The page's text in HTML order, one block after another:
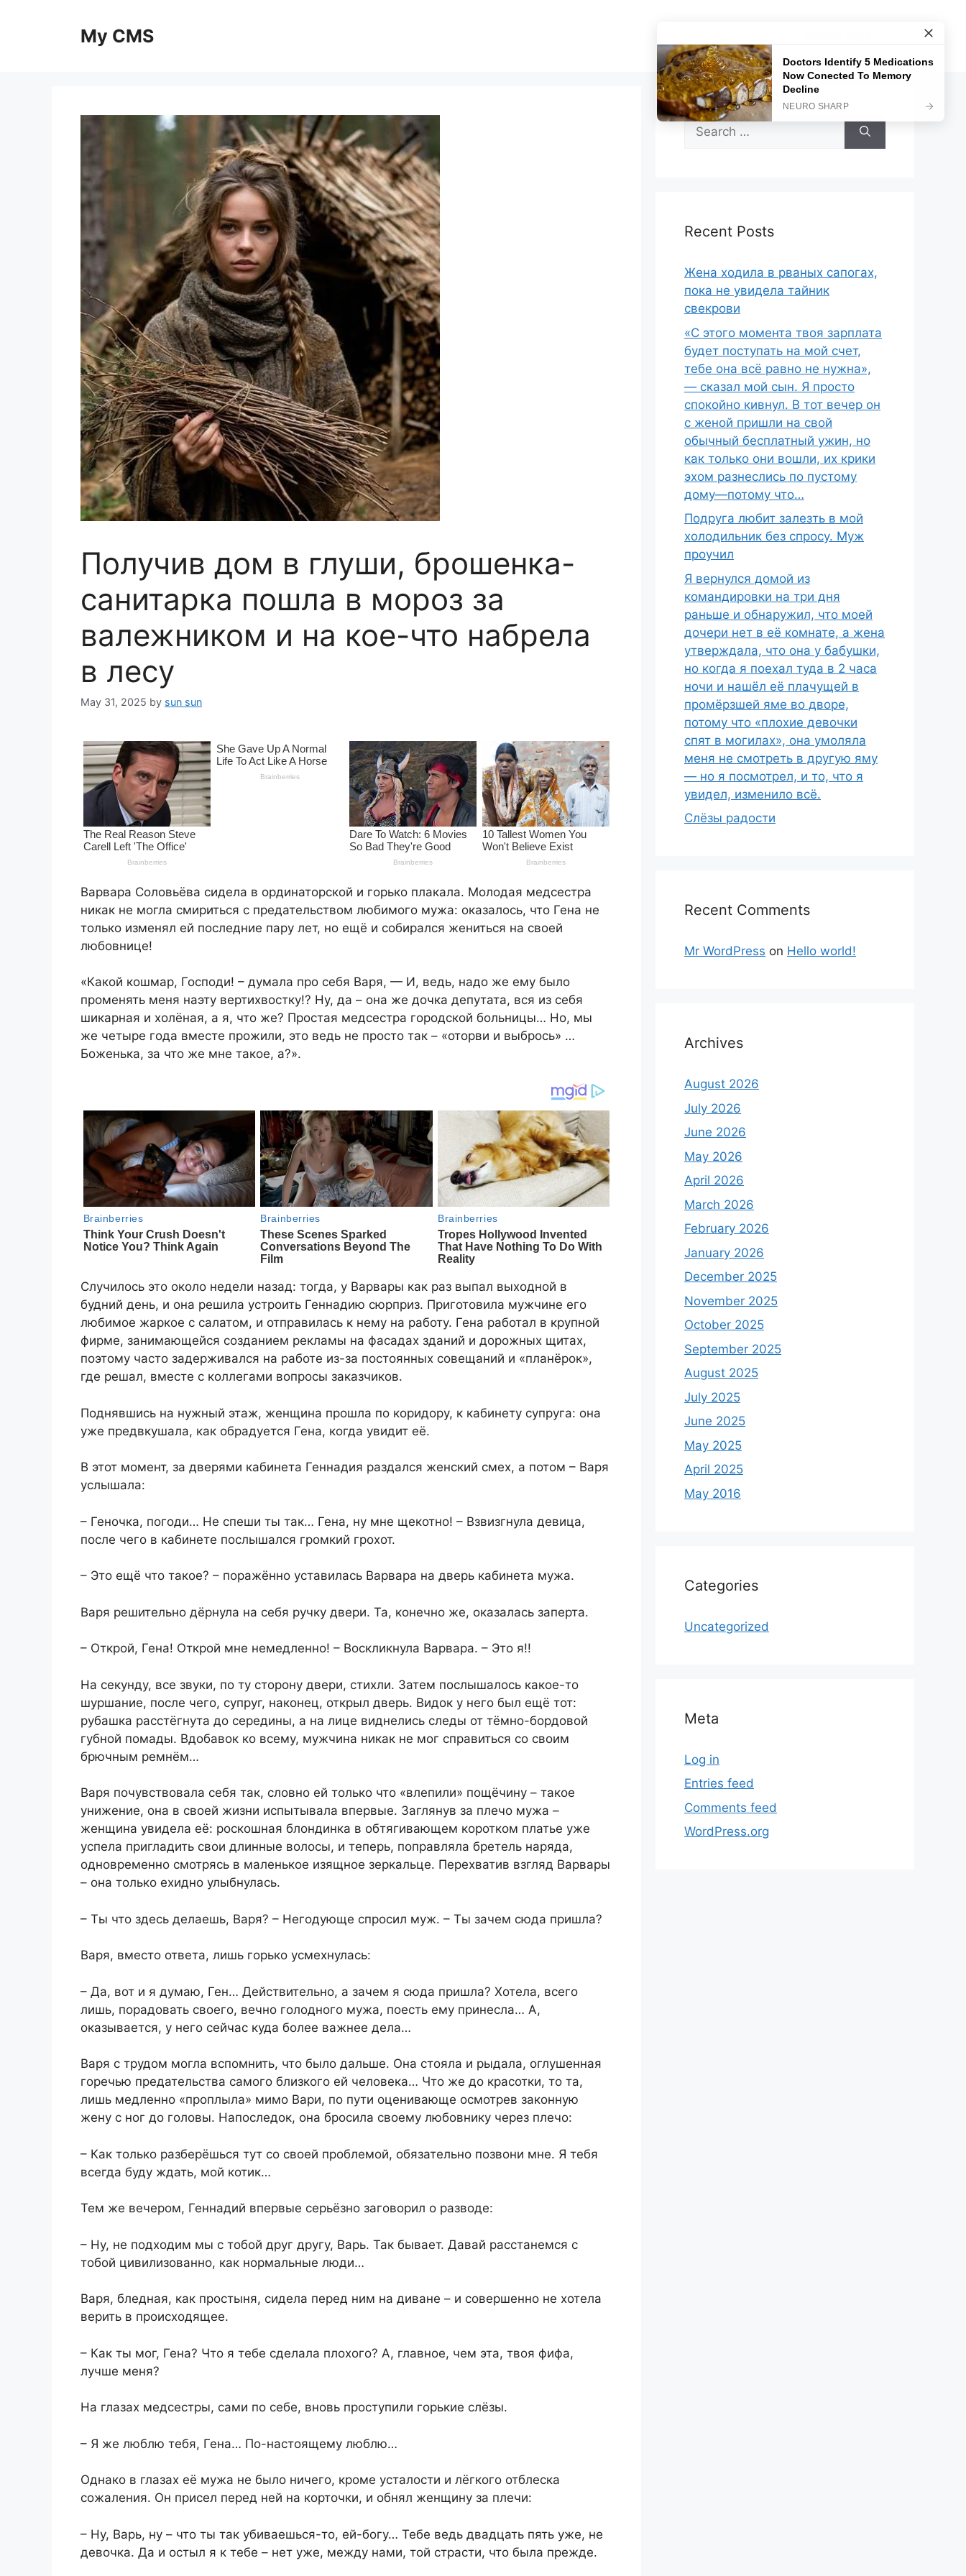
My CMS
Получив дом в глуши, брошенка-
санитарка пошла в мороз за
валежником и на кое-что набрела
в лесу
May 31, 2025 by sun sun
Варвара Соловьёва сидела в ординаторской и горько плакала. Молодая медсестра
никак не могла смириться с предательством любимого мужа: оказалось, что Гена не
только изменял ей последние пару лет, но ещё и собирался жениться на своей
любовнице!
«Какой кошмар, Господи! – думала про себя Варя, — И, ведь, надо же ему было
променять меня наэту вертихвостку!? Ну, да – она же дочка депутата, вся из себя
шикарная и холёная, а я, что же? Простая медсестра городской больницы… Но, мы
же четыре года вместе прожили, это ведь не просто так – «оторви и выбрось» …
Боженька, за что же мне такое, а?».
Случилось это около недели назад: тогда, у Варвары как раз выпал выходной в
будний день, и она решила устроить Геннадию сюрприз. Приготовила мужчине его
любимое жаркое с салатом, и отправилась к нему на работу. Гена работал в крупной
фирме, занимающейся созданием рекламы на фасадах зданий и дорожных щитах,
поэтому часто задерживался на работе из-за постоянных совещаний и «планёрок»,
где решал, вместе с коллегами вопросы заказчиков.
Поднявшись на нужный этаж, женщина прошла по коридору, к кабинету супруга: она
уже предвкушала, как обрадуется Гена, когда увидит её.
В этот момент, за дверями кабинета Геннадия раздался женский смех, а потом – Варя
услышала:
– Геночка, погоди… Не спеши ты так… Гена, ну мне щекотно! – Взвизгнула девица,
после чего в кабинете послышался громкий грохот.
– Это ещё что такое? – поражённо уставилась Варвара на дверь кабинета мужа.
Варя решительно дёрнула на себя ручку двери. Та, конечно же, оказалась заперта.
– Открой, Гена! Открой мне немедленно! – Воскликнула Варвара. – Это я!!
На секунду, все звуки, по ту сторону двери, стихли. Затем послышалось какое-то
шуршание, после чего, супруг, наконец, открыл дверь. Видок у него был ещё тот:
рубашка расстёгнута до середины, а на лице виднелись следы от тёмно-бордовой
губной помады. Вдобавок ко всему, мужчина никак не мог справиться со своим
брючным ремнём…
Варя почувствовала себя так, словно ей только что «влепили» пощёчину – такое
унижение, она в своей жизни испытывала впервые. Заглянув за плечо мужа –
женщина увидела её: роскошная блондинка в обтягивающем коротком платье уже
успела пригладить свои длинные волосы, и теперь, поправляла бретель наряда,
одновременно смотрясь в маленькое изящное зеркальце. Перехватив взгляд Варвары
– она только ехидно улыбнулась.
– Ты что здесь делаешь, Варя? – Негодующе спросил муж. – Ты зачем сюда пришла?
Варя, вместо ответа, лишь горько усмехнулась:
– Да, вот и я думаю, Ген… Действительно, а зачем я сюда пришла? Хотела, всего
лишь, порадовать своего, вечно голодного мужа, поесть ему принесла… А,
оказывается, у него сейчас куда более важнее дела…
Варя с трудом могла вспомнить, что было дальше. Она стояла и рыдала, оглушенная
горечью предательства самого близкого ей человека… Что же до красотки, то та,
лишь медленно «проплыла» мимо Вари, по пути оценивающе осмотрев законную
жену с ног до головы. Напоследок, она бросила своему любовнику через плечо:
– Как только разберёшься тут со своей проблемой, обязательно позвони мне. Я тебя
всегда буду ждать, мой котик…
Тем же вечером, Геннадий впервые серьёзно заговорил о разводе:
– Ну, не подходим мы с тобой друг другу, Варь. Так бывает. Давай расстанемся с
тобой цивилизованно, как нормальные люди…
Варя, бледная, как простыня, сидела перед ним на диване – и совершенно не хотела
верить в происходящее.
– Как ты мог, Гена? Что я тебе сделала плохого? А, главное, чем эта, твоя фифа,
лучше меня?
На глазах медсестры, сами по себе, вновь проступили горькие слёзы.
– Я же люблю тебя, Гена… По-настоящему люблю…
Однако в глазах её мужа не было ничего, кроме усталости и лёгкого отблеска
сожаления. Он присел перед ней на корточки, и обнял женщину за плечи:
– Ну, Варь, ну – что ты так убиваешься-то, ей-богу… Тебе ведь двадцать пять уже, не
девочка. Да и остыл я к тебе – нет уже, между нами, той страсти, что была прежде.
Search
for:
Recent Posts
Жена ходила в рваных сапогах,
пока не увидела тайник
свекрови
«С этого момента твоя зарплата
будет поступать на мой счет,
тебе она всё равно не нужна»,
— сказал мой сын. Я просто
спокойно кивнул. В тот вечер он
с женой пришли на свой
обычный бесплатный ужин, но
как только они вошли, их крики
эхом разнеслись по пустому
дому—потому что…
Подруга любит залезть в мой
холодильник без спросу. Муж
проучил
Я вернулся домой из
командировки на три дня
раньше и обнаружил, что моей
дочери нет в её комнате, а жена
утверждала, что она у бабушки,
но когда я поехал туда в 2 часа
ночи и нашёл её плачущей в
промёрзшей яме во дворе,
потому что «плохие девочки
спят в могилах», она умоляла
меня не смотреть в другую яму
— но я посмотрел, и то, что я
увидел, изменило всё.
Слёзы радости
Recent Comments
Mr WordPress on Hello world!
Archives
August 2026
July 2026
June 2026
May 2026
April 2026
March 2026
February 2026
January 2026
December 2025
November 2025
October 2025
September 2025
August 2025
July 2025
June 2025
May 2025
April 2025
May 2016
Categories
Uncategorized
Meta
Log in
Entries feed
Comments feed
WordPress.org